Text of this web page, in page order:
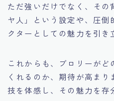
ただ強いだけでなく、その
ヤ人」という設定や、圧倒
クターとしての魅力を引き
これからも、ブロリーが
くれるのか、期待が高ま
技を体感し、その魅力を存